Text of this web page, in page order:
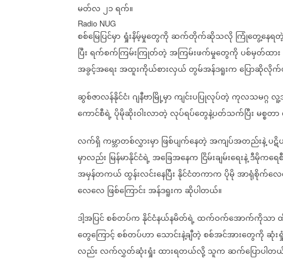
မတ်လ၂၁ရက်။
Radio NUG
စစ်မြေပြင်မှာရှုံးနိမ့်မှုတွေကိုဆက်တိုက်ဆိုသလို ကြုံတွေ့နေရတဲ့
ပြီးရက်စက်ကြမ်းကြုတ်တဲ့အကြမ်းဖက်မှုတွေကိုပစ်မှတ်ထား
အခွင့်အရေးအထူးကိုယ်စားလှယ်တွမ်အန်ဒရူးကပြောဆိုလို
ဆွစ်ဇာလန်နိုင်ငံ၊ဂျနီဗာမြို့မှာကျင်းပပြုလုပ်တဲ့ကုလသမဂ္ဂလူ့
ကောင်စီရဲ့ပိုမိုဆိုးဝါးလာတဲ့လုပ်ရပ်တွေနဲ့ပတ်သက်ပြီးမစ္စတာ
လက်ရှိကမ္ဘာတစ်လွှားမှာဖြစ်ပျက်နေတဲ့အကျပ်အတည်းနဲ့ပဋိ
မှာလည်း မြန်မာနိုင်ငံရဲ့အခြေအနေက ငြိမ်းချမ်းရေးနဲ့ဒီမိုကရ
အမှန်တကယ်ထွန်းလင်းနေပြီးနိုင်ငံတကာကပိုမိုအာရုံစိုက်လ
လေလေ ဖြစ်ကြောင်းအန်ဒရူးကဆိုပါတယ်။
ဒါ့အပြင်စစ်တပ်ကနိုင်ငံနယ်နမိတ်ရဲ့ထက်ဝက်အောက်ကိုသာ
တွေကြောင့်စစ်တပ်ဟာသောင်းနဲ့ချီတဲ့စစ်အင်အားတွေကိုဆုံး
လည်းလက်လွှတ်ဆုံးရှုံးထားရတယ်လို့သူကဆက်ပြောပါတ